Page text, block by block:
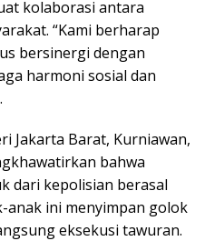
kolaborasi antara
“Kami berharap
bersinergi dengan
harmoni sosial dan
Jakarta Barat, Kurniawan,
bahwa
dari kepolisian berasal
anak ini menyimpan golok
eksekusi tawuran.